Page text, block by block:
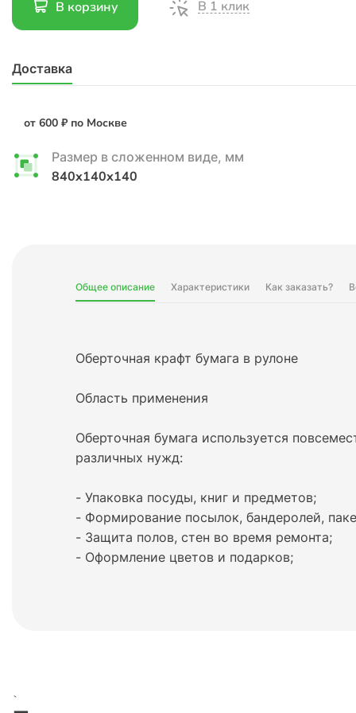
В корзину В 1 клик
Доставка
от 600 ₽ по Москве
Размер в сложенном виде, мм
840x140x140
Общее описание Характеристики Как заказать?
Оберточная крафт бумага в рулоне
Область применения
Оберточная бумага используется
различных нужд:
- Упаковка посуды, книг и предметов;
- Формирование посылок, бандеролей,
- Защита полов, стен во время ремонта;
- Оформление цветов и подарков;
`